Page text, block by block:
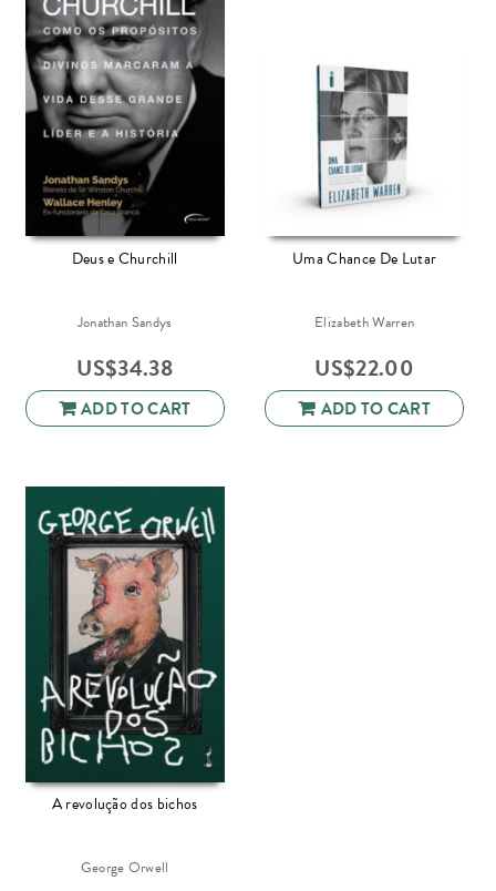
Deus e Churchill
Jonathan Sandys
US$34.38
ADD TO CART
Uma Chance De Lutar
Elizabeth Warren
US$22.00
ADD TO CART
A revolução dos bichos
George Orwell